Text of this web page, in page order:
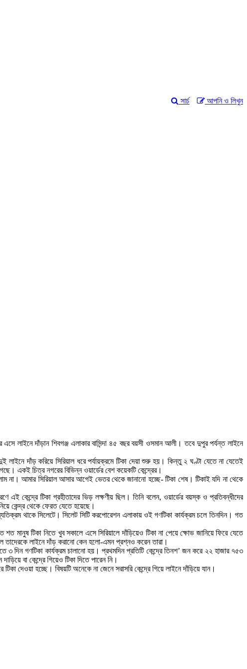
আপনি ও লিখুন
সার্চ
লাইনে দাঁড়ান শিবগঞ্জ এলাকার বাসিন্দা ৪৫ বছর বয়সী ওসমান আলী। তবে দুপুর পর্যন্ত লাইনে
দাঁড় করিয়ে সিরিয়াল ধরে পর্যায়ক্রমে টিকা দেয়া শুরু হয়। কিন্তু ২ ঘণ্টা যেতে না যেতেই
একই চিত্র নগরের বিভিন্ন ওয়ার্ডের বেশ কয়েকটি কেন্দ্রের।
না। আমার সিরিয়াল আসার আগেই ভেতর থেকে জানানো হচ্ছে- টিকা শেষ। টিকাই যদি না থেকে
কেন্দ্রে টিকা গ্রহীতাদের ভিড় লক্ষণীয় ছিল। তিনি বলেন, ওয়ার্ডের বয়স্ক ও প্রতিবন্ধীদের
কেন্দ্র থেকে ফেরত যেতে হয়েছে।
থাকে সিলেটে। সিলেট সিটি করপোরেশন এলাকায় ওই গণটিকা কার্যক্রম চলে তিনদিন। গত
মানুষ টিকা নিতে খুব সকালে এসে সিরিয়ালে দাঁড়িয়েও টিকা না পেয়ে ক্ষোভ জানিয়ে ফিরে যেতে
তাদেরকে লাইনে দাঁড় করানো কেন হলো-এমন প্রশ্নও করেন তারা।
৩ দিন গণটিকা কার্যক্রম চালানো হয়। প্রথমদিন প্রতিটি কেন্দ্রে তিনশ’ জন করে ২২ হাজার ৭৫৩
বা কেন্দ্রে গিয়েও টিকা দিতে পারেন নি।
দেওয়া হচ্ছে। বিষয়টি অনেকে না জেনে সরাসরি কেন্দ্রে গিয়ে লাইনে দাঁড়িয়ে যান।